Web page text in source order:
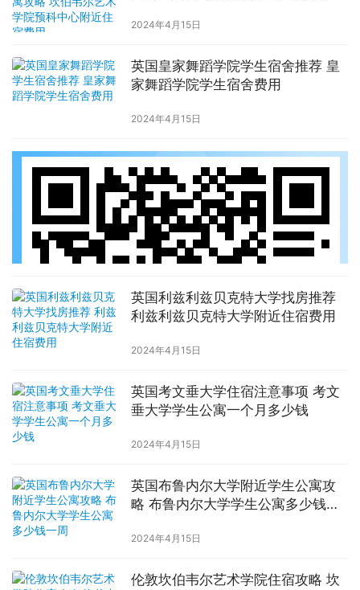
2024年4月15日
英国皇家舞蹈学院学生宿舍推荐 皇
家舞蹈学院学生宿舍费用
2024年4月15日
英国利兹利兹贝克特大学找房推荐
利兹利兹贝克特大学附近住宿费用
2024年4月15日
英国考文垂大学住宿注意事项 考文
垂大学学生公寓一个月多少钱
2024年4月15日
英国布鲁内尔大学附近学生公寓攻
略 布鲁内尔大学学生公寓多少钱一
2024年4月15日
伦敦坎伯韦尔艺术学院住宿攻略 坎